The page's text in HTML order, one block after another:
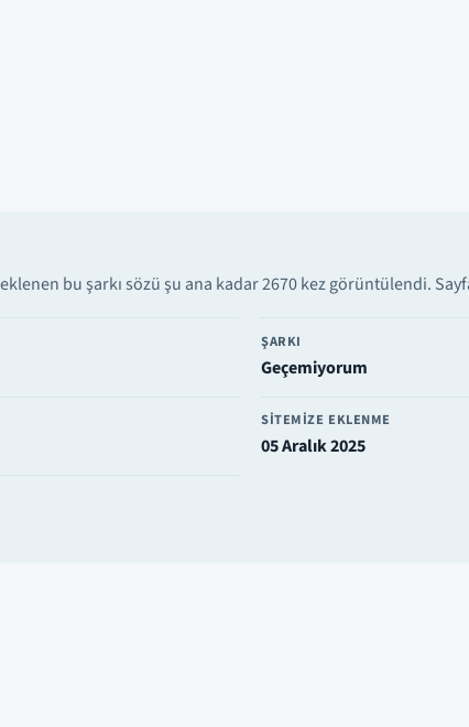
bu şarkı sözü şu ana kadar 2670 kez görüntülendi.
ŞARKI
Geçemiyorum
SITEMIZE EKLENME
05 Aralık 2025